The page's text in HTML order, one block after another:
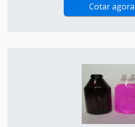
Cotar agora